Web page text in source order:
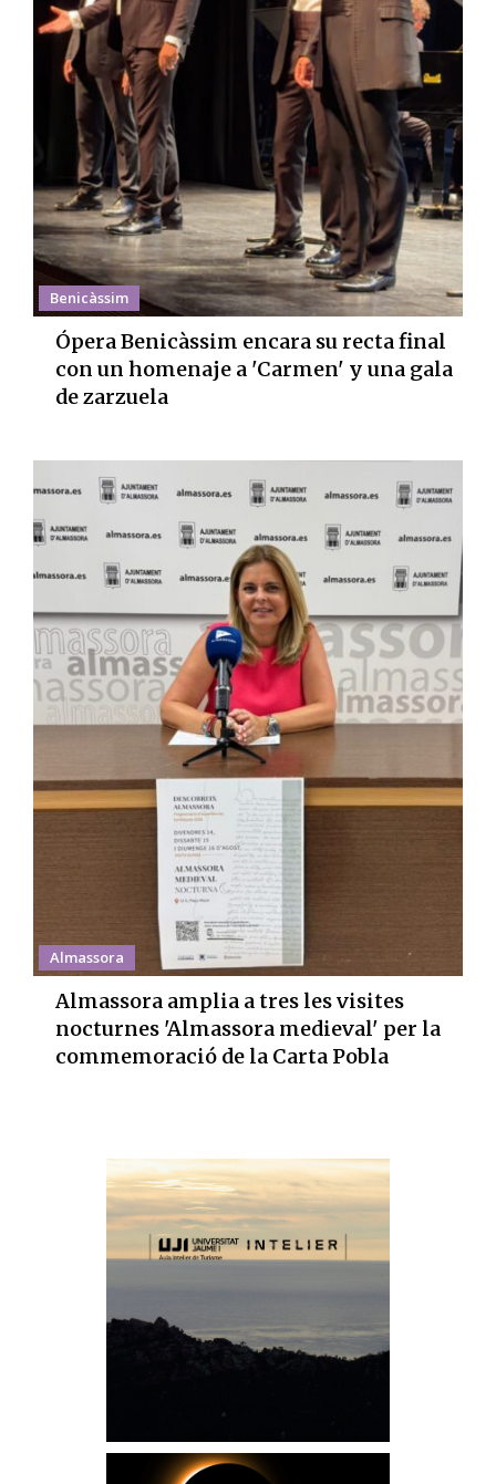
Benicàssim
Ópera Benicàssim encara su recta final
con un homenaje a 'Carmen' y una gala
de zarzuela
Almassora
Almassora amplia a tres les visites
nocturnes 'Almassora medieval' per la
commemoració de la Carta Pobla